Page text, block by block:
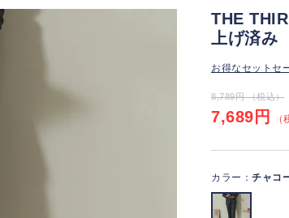
THE
上げ済み
お得なセットセ
8,789円 （税込）
7,689円 （
カラー： チャコ